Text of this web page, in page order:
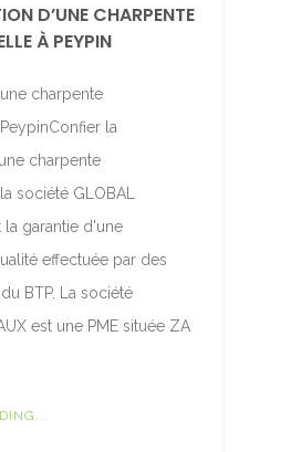
D’UNE CHARPENTE
À PEYPIN
charpente
la
charpente
société GLOBAL
la garantie d'une
effectuée par des
BTP. La société
est une PME située ZA